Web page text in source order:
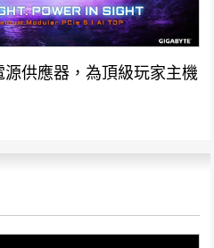
源供應器，為頂級玩家主機